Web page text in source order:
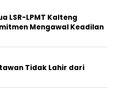
LSR-LPMT Kalteng
Mengawal Keadilan
Tidak Lahir dari